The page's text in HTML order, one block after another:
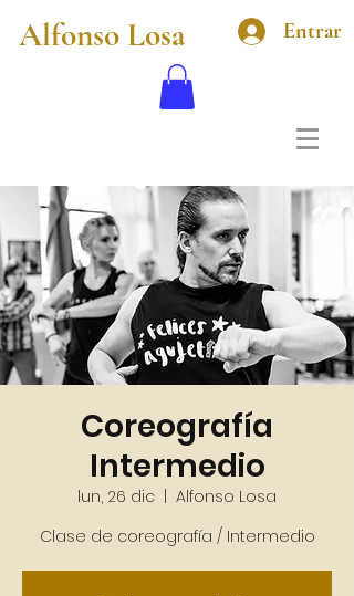
Alfonso Losa Entrar
Coreografía
Intermedio
lun, 26 dic
  |
Alfonso Losa